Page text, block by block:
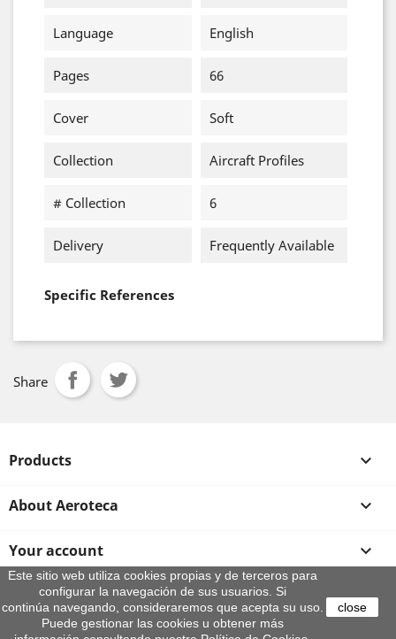
Language English
Pages 66
Cover Soft
Collection Aircraft Profiles
# Collection 6
Delivery Frequently Available
Specific References
Share
Products 
About Aeroteca 
Your account 
Store information
Este sitio web utiliza cookies propias y de terceros para
configurar la navegación de sus usuarios. Si
continúa navegando, consideraremos que acepta su uso.
Puede gestionar las cookies u obtener más
close
© 2026 - By Aeroteca